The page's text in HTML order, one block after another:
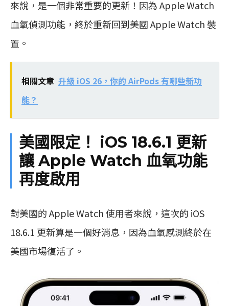
來說，是一個非常重要的更新！因為 Apple Watch
血氧偵測功能，終於重新回到美國 Apple Watch 裝
置。
相關文章 升級 iOS 26，你的 AirPods 有哪些新功
能？
美國限定！ iOS 18.6.1 更新
讓 Apple Watch 血氧功能
再度啟用
對美國的 Apple Watch 使用者來說，這次的 iOS
18.6.1 更新算是一個好消息，因為血氧感測終於在
美國市場復活了。